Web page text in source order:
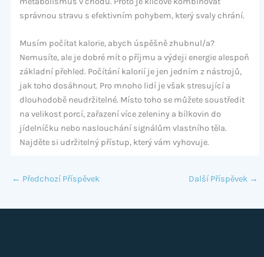
správnou stravu s efektivním pohybem, který svaly chrání.
Musím počítat kalorie, abych úspěšně zhubnul/a?
Nemusíte, ale je dobré mít o příjmu a výdeji energie alespoň
základní přehled. Počítání kalorií je jen jedním z nástrojů,
jak toho dosáhnout. Pro mnoho lidí je však stresující a
dlouhodobě neudržitelné. Místo toho se můžete soustředit
na velikost porcí, zařazení více zeleniny a bílkovin do
jídelníčku nebo naslouchání signálům vlastního těla.
Najděte si udržitelný přístup, který vám vyhovuje.
← Předchozí Příspěvek Další Příspěvek →